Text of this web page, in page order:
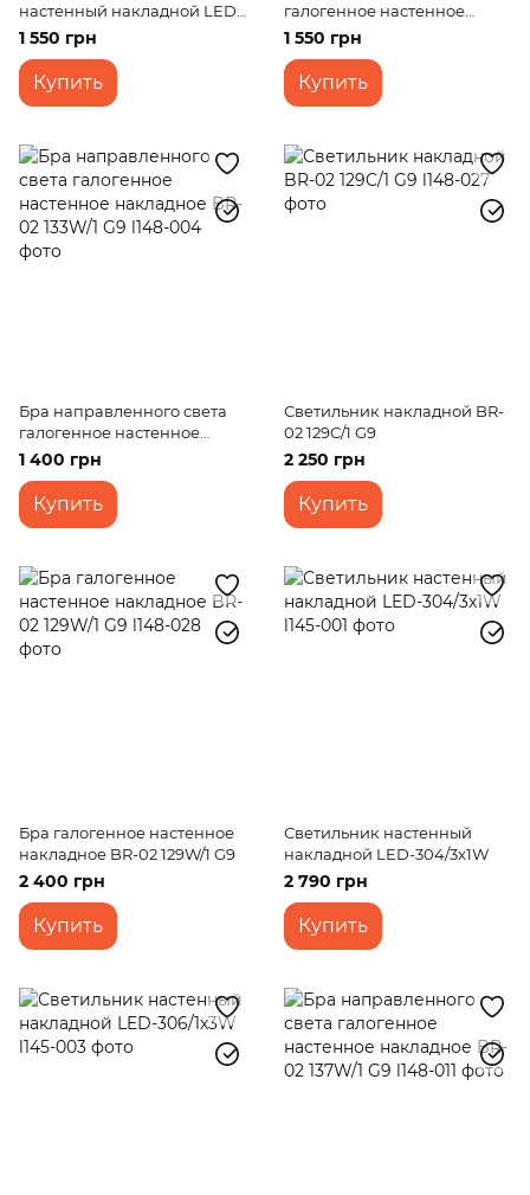
настенный накладной LED
BR-02 355/1 CH
1 550 грн
Купить
галогенное настенное
накладное BR-02 134W/1 G9
1 550 грн
Купить
Бра направленного света
галогенное настенное
накладное BR-02 133W/1 G9
1 400 грн
Купить
Светильник накладной BR-
02 129C/1 G9
2 250 грн
Купить
Бра галогенное настенное
накладное BR-02 129W/1 G9
2 400 грн
Купить
Светильник настенный
накладной LED-304/3x1W
2 790 грн
Купить